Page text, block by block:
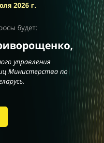
2026 г.
будeт:
,
управления
Министерства по